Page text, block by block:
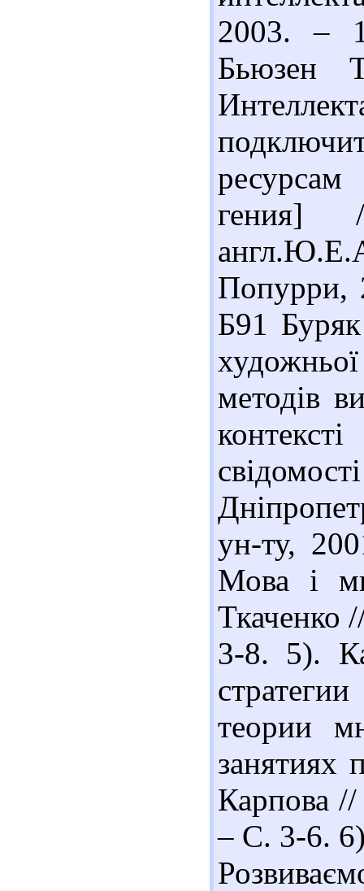
2003. –
Бьюзен
Попурри,
Б91
методів
ун-ту,
Мова і
Ткаченко
3-8. 5).
теории
Карпова
– С. 3-6.